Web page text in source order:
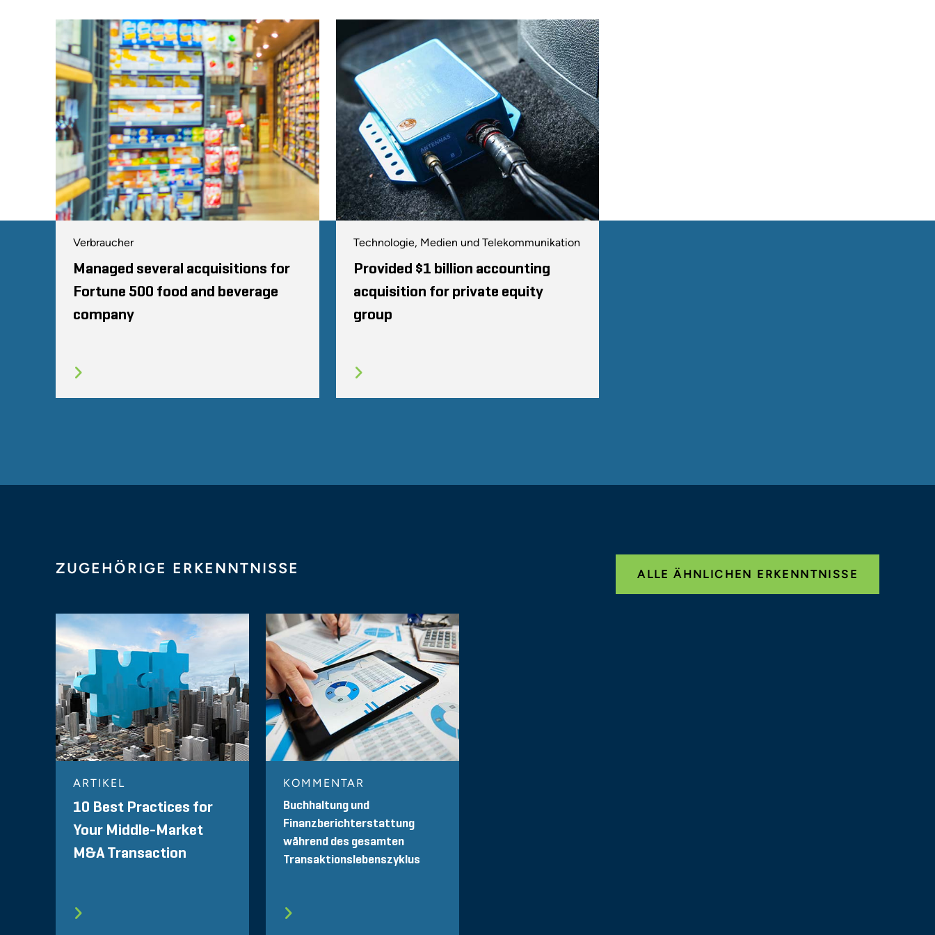
Verbraucher
Managed several acquisitions for
Fortune 500 food and beverage
company
Technologie, Medien und Telekommunikation
Provided $1 billion accounting
acquisition for private equity
group
ZUGEHÖRIGE ERKENNTNISSE ALLE ÄHNLICHEN ERKENNTNISSE
ARTIKEL
10 Best Practices for
Your Middle-Market
M&A Transaction
KOMMENTAR
Buchhaltung und
Finanzberichterstattung
während des gesamten
Transaktionslebenszyklus